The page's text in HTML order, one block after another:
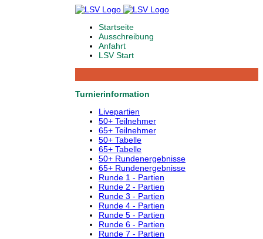
Startseite
Ausschreibung
Anfahrt
LSV Start
Turnierinformation
Livepartien
50+ Teilnehmer
65+ Teilnehmer
50+ Tabelle
65+ Tabelle
50+ Rundenergebnisse
65+ Rundenergebnisse
Runde 1 - Partien
Runde 2 - Partien
Runde 3 - Partien
Runde 4 - Partien
Runde 5 - Partien
Runde 6 - Partien
Runde 7 - Partien